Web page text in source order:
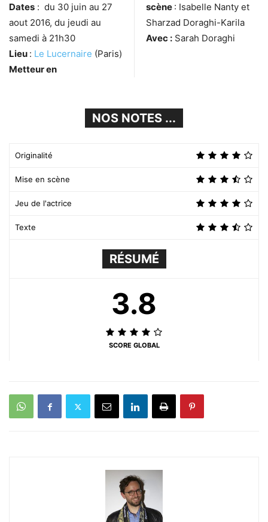
Dates : du 30 juin au 27
aout 2016, du jeudi au
samedi à 21h30
Lieu : Le Lucernaire (Paris)
Metteur en
scène : Isabelle Nanty et
Sharzad Doraghi-Karila
Avec : Sarah Doraghi
NOS NOTES ...
Originalité
Mise en scène
Jeu de l'actrice
Texte
RÉSUMÉ
3.8
SCORE GLOBAL